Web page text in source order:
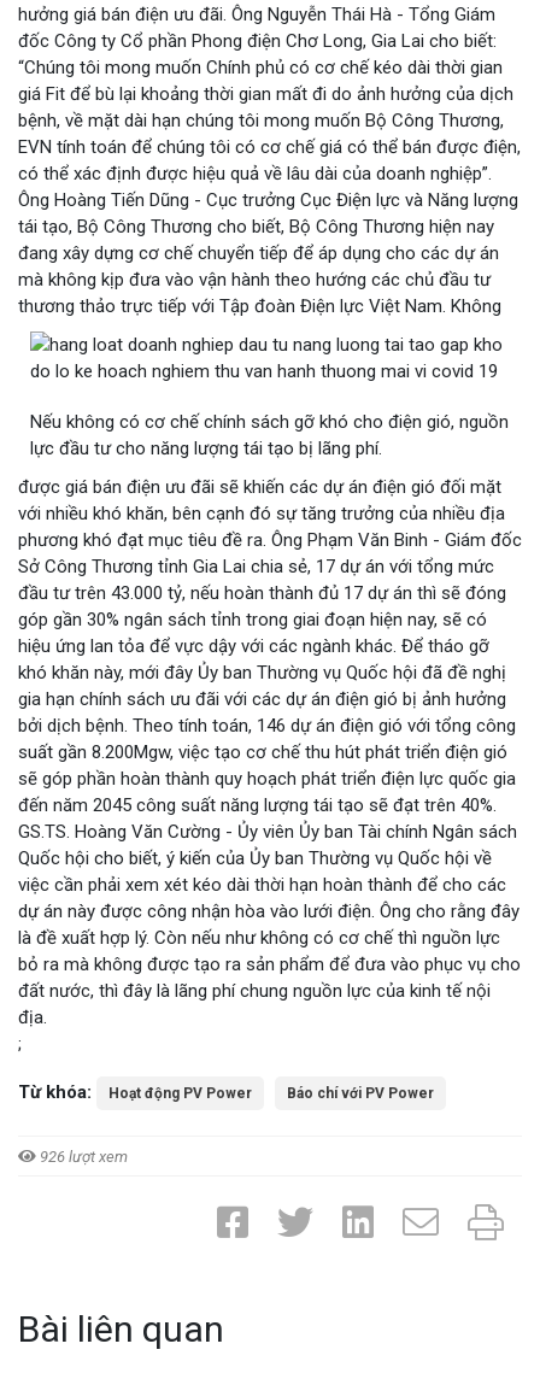
hưởng giá bán điện ưu đãi. Ông Nguyễn Thái Hà - Tổng Giám
đốc Công ty Cổ phần Phong điện Chơ Long, Gia Lai cho biết:
“Chúng tôi mong muốn Chính phủ có cơ chế kéo dài thời gian
giá Fit để bù lại khoảng thời gian mất đi do ảnh hưởng của dịch
bệnh, về mặt dài hạn chúng tôi mong muốn Bộ Công Thương,
EVN tính toán để chúng tôi có cơ chế giá có thể bán được điện,
có thể xác định được hiệu quả về lâu dài của doanh nghiệp”.
Ông Hoàng Tiến Dũng - Cục trưởng Cục Điện lực và Năng lượng
tái tạo, Bộ Công Thương cho biết, Bộ Công Thương hiện nay
đang xây dựng cơ chế chuyển tiếp để áp dụng cho các dự án
mà không kịp đưa vào vận hành theo hướng các chủ đầu tư
thương thảo trực tiếp với Tập đoàn Điện lực Việt Nam.
Nếu không có cơ chế chính sách gỡ khó cho điện gió, nguồn
lực đầu tư cho năng lượng tái tạo bị lãng phí.
Không
được giá bán điện ưu đãi sẽ khiến các dự án điện gió đối mặt
với nhiều khó khăn, bên cạnh đó sự tăng trưởng của nhiều địa
phương khó đạt mục tiêu đề ra. Ông Phạm Văn Binh - Giám đốc
Sở Công Thương tỉnh Gia Lai chia sẻ, 17 dự án với tổng mức
đầu tư trên 43.000 tỷ, nếu hoàn thành đủ 17 dự án thì sẽ đóng
góp gần 30% ngân sách tỉnh trong giai đoạn hiện nay, sẽ có
hiệu ứng lan tỏa để vực dậy với các ngành khác. Để tháo gỡ
khó khăn này, mới đây Ủy ban Thường vụ Quốc hội đã đề nghị
gia hạn chính sách ưu đãi với các dự án điện gió bị ảnh hưởng
bởi dịch bệnh. Theo tính toán, 146 dự án điện gió với tổng công
suất gần 8.200Mgw, việc tạo cơ chế thu hút phát triển điện gió
sẽ góp phần hoàn thành quy hoạch phát triển điện lực quốc gia
đến năm 2045 công suất năng lượng tái tạo sẽ đạt trên 40%.
GS.TS. Hoàng Văn Cường - Ủy viên Ủy ban Tài chính Ngân sách
Quốc hội cho biết, ý kiến của Ủy ban Thường vụ Quốc hội về
việc cần phải xem xét kéo dài thời hạn hoàn thành để cho các
dự án này được công nhận hòa vào lưới điện. Ông cho rằng đây
là đề xuất hợp lý. Còn nếu như không có cơ chế thì nguồn lực
bỏ ra mà không được tạo ra sản phẩm để đưa vào phục vụ cho
đất nước, thì đây là lãng phí chung nguồn lực của kinh tế nội
địa.
;
Từ khóa: Hoạt động PV Power Báo chí với PV Power
926 lượt xem
Bài liên quan